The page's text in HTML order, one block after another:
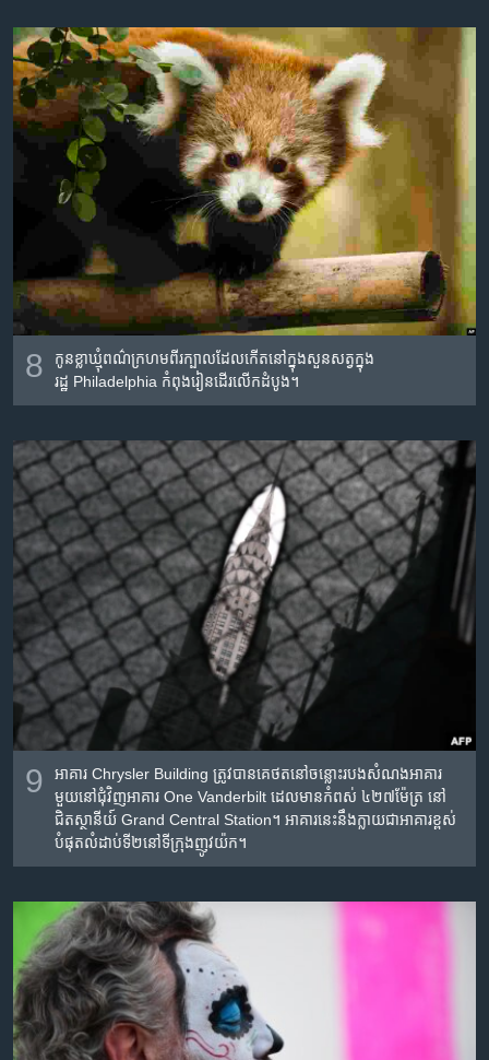
8
កូន​ខ្លា​ឃ្មុំ​ពណ៌​ក្រហម​ពីរ​ក្បាល​ដែល​កើត​នៅ​ក្នុង​សួន​សត្វ​ក្នុង​
រដ្ឋ Philadelphia កំពុង​រៀន​ដើរ​លើក​ដំបូង។
9
អាគារ​ Chrysler Building ត្រូវ​បាន​គេ​ថត​នៅ​ចន្លោះ​របង​សំណង​អាគារ​
មួយ​នៅ​ជុំវិញអាគារ​ One Vanderbilt ដេល​មាន​កំពស់ ៤២៧​ម៉ែត្រ នៅ​
ជិត​ស្ថានីយ៍ Grand Central Station។ អាគារ​នេះ​នឹង​ក្លាយ​ជា​អាគារ​ខ្ពស់​
បំផុត​លំដាប់​ទី​២នៅ​ទីក្រុង​ញូវយ៉ក។